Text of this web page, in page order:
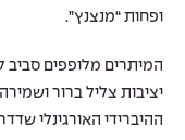
ופחות “מנצנץ”.
המיתרים מלופפים סביב
יציבות צליל ברור
ההיברידי האורגינלי